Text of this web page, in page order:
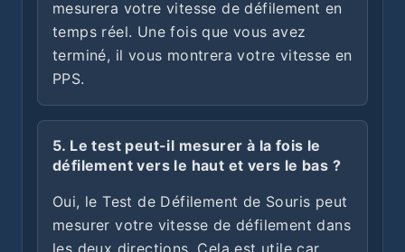
mesurera votre vitesse de défilement en
temps réel. Une fois que vous avez
terminé, il vous montrera votre vitesse en
PPS.
5. Le test peut-il mesurer à la fois le
défilement vers le haut et vers le bas ?
Oui, le Test de Défilement de Souris peut
mesurer votre vitesse de défilement dans
les deux directions. Cela est utile car